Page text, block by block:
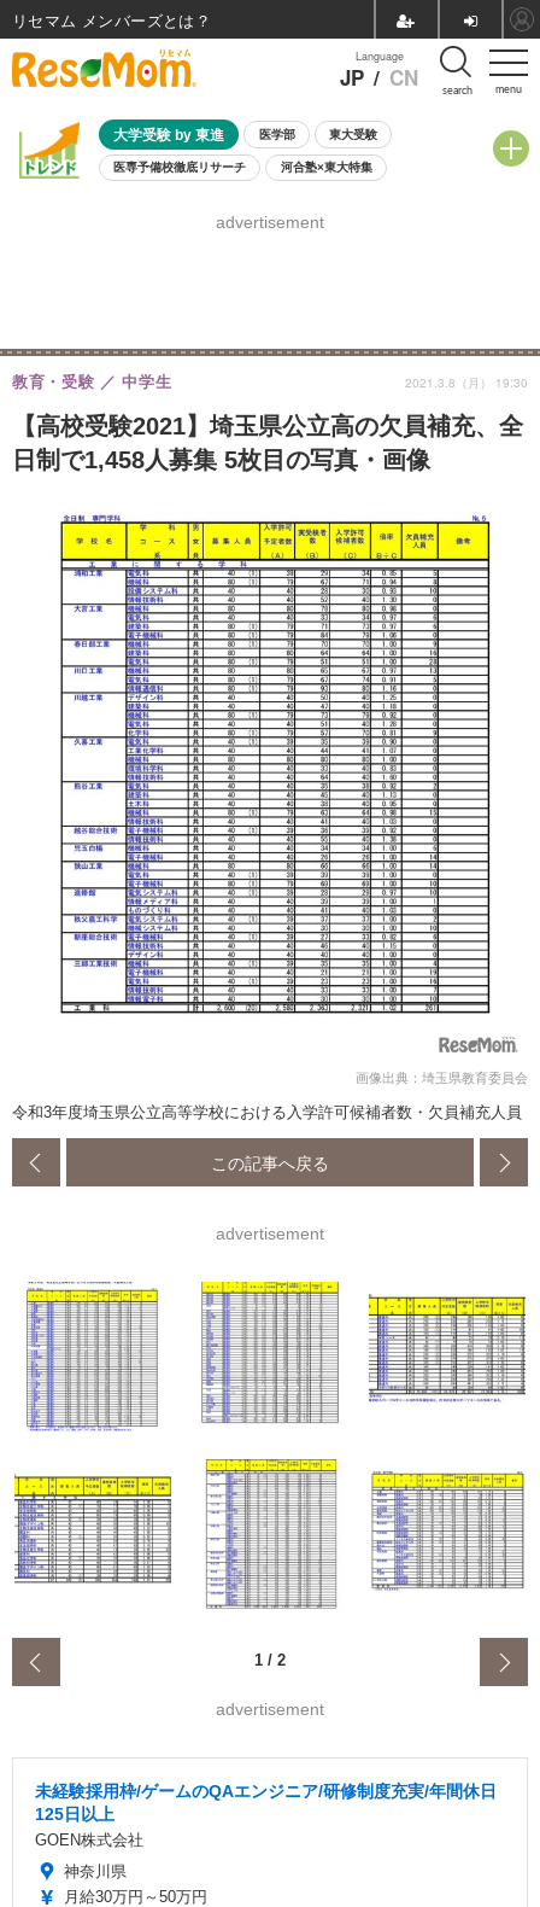
menu
Language
JP / CN search
大学受験 by 東進 医学部 東大受験
医専予備校徹底リサーチ 河合塾×東大特集
8月開催学校説明会・相談会
advertisement
【高校受験2021】埼玉県公立高の欠員補充、全
日制で1,458人募集 5枚目の写真・画像
教育・受験 中学生 2021.3.8（月） 19:30
画像出典：埼玉県教育委員会
令和3年度埼玉県公立高等学校における入学許可候補者数・欠員補充人員
この記事へ戻る
advertisement
1 / 2
advertisement
未経験採用枠/ゲームのQAエンジニア/研修制度充実/年間休日
125日以上
GOEN株式会社
神奈川県
月給30万円～50万円
リセマム メンバーズ